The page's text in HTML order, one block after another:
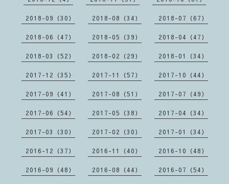
2018-09（30） 2018-08（34） 2018-07（67）
2018-06（47） 2018-05（39） 2018-04（47）
2018-03（52） 2018-02（29） 2018-01（34）
2017-12（35） 2017-11（57） 2017-10（44）
2017-09（41） 2017-08（51） 2017-07（49）
2017-06（54） 2017-05（38） 2017-04（34）
2017-03（30） 2017-02（30） 2017-01（34）
2016-12（37） 2016-11（40） 2016-10（48）
2016-09（48） 2016-08（44） 2016-07（54）